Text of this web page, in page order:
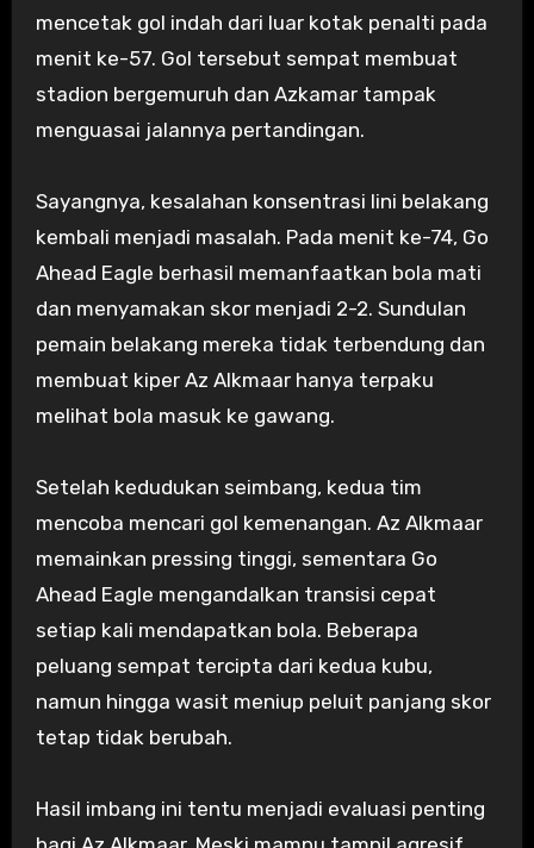
mencetak gol indah dari luar kotak penalti pada
menit ke-57. Gol tersebut sempat membuat
stadion bergemuruh dan Azkamar tampak
menguasai jalannya pertandingan.
Sayangnya, kesalahan konsentrasi lini belakang
kembali menjadi masalah. Pada menit ke-74, Go
Ahead Eagle berhasil memanfaatkan bola mati
dan menyamakan skor menjadi 2-2. Sundulan
pemain belakang mereka tidak terbendung dan
membuat kiper Az Alkmaar hanya terpaku
melihat bola masuk ke gawang.
Setelah kedudukan seimbang, kedua tim
mencoba mencari gol kemenangan. Az Alkmaar
memainkan pressing tinggi, sementara Go
Ahead Eagle mengandalkan transisi cepat
setiap kali mendapatkan bola. Beberapa
peluang sempat tercipta dari kedua kubu,
namun hingga wasit meniup peluit panjang skor
tetap tidak berubah.
Hasil imbang ini tentu menjadi evaluasi penting